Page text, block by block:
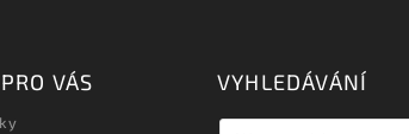
VÁS VYHLEDÁVÁNÍ